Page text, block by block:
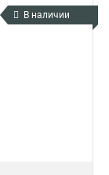
В наличии